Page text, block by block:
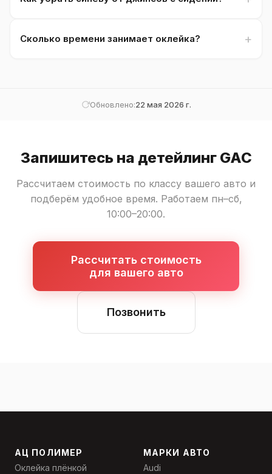
Сколько времени занимает оклейка?
Обновлено:22 мая 2026 г.
Запишитесь на детейлинг GAC
Рассчитаем стоимость по классу вашего авто и
подберём удобное время. Работаем пн–сб,
10:00–20:00.
Рассчитать стоимость
для вашего авто
Позвонить
АЦ ПОЛИМЕР
Оклейка плёнкой
МАРКИ АВТО
Audi